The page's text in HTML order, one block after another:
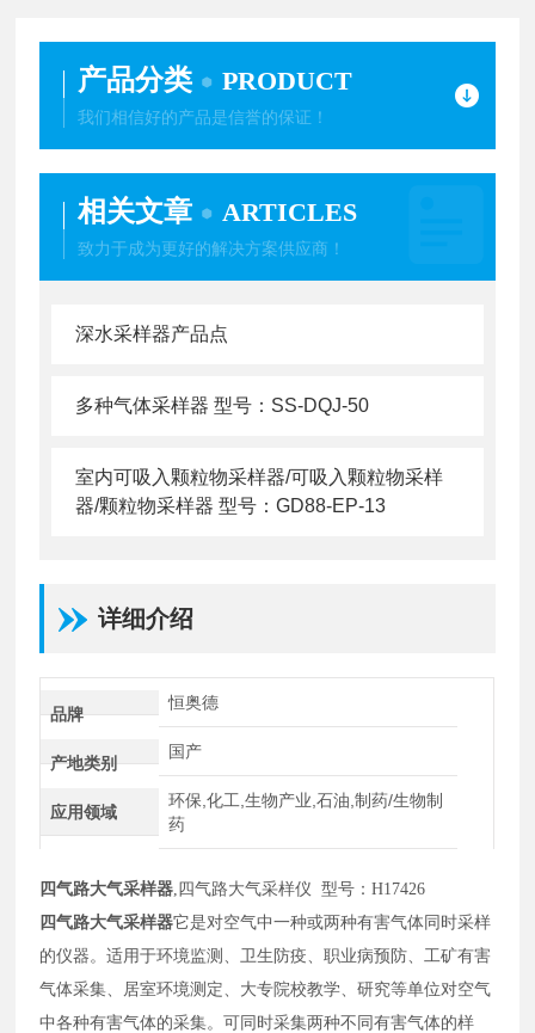
产品分类 PRODUCT
我们相信好的产品是信誉的保证！
相关文章 ARTICLES
致力于成为更好的解决方案供应商！
深水采样器产品点
多种气体采样器 型号：SS-DQJ-50
室内可吸入颗粒物采样器/可吸入颗粒物采样
器/颗粒物采样器 型号：GD88-EP-13
详细介绍
品牌
恒奥德
产地类别
国产
应用领域
环保,化工,生物产业,石油,制药/生物制
药
四气路大气采样器 ,四气路大气采样仪 型号：H17426
四气路大气采样器它是对空气中一种或两种有害气体同时采样
的仪器。适用于环境监测、卫生防疫、职业病预防、工矿有害
气体采集、居室环境测定、大专院校教学、研究等单位对空气
中各种有害气体的采集。可同时采集两种不同有害气体的样